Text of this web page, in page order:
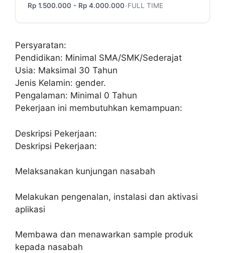
Rp 1.500.000 - Rp 4.000.000 •FULL TIME
Persyaratan:
Pendidikan: Minimal SMA/SMK/Sederajat
Usia: Maksimal 30 Tahun
Jenis Kelamin: gender.
Pengalaman: Minimal 0 Tahun
Pekerjaan ini membutuhkan kemampuan:
Deskripsi Pekerjaan:
Deskripsi Pekerjaan:
Melaksanakan kunjungan nasabah
Melakukan pengenalan, instalasi dan aktivasi
aplikasi
Membawa dan menawarkan sample produk
kepada nasabah